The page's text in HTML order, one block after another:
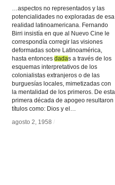
…aspectos no representados y las
potencialidades no exploradas de esa
realidad latinoamericana. Fernando
Birri insistía en que al Nuevo Cine le
correspondía corregir las visiones
deformadas sobre Latinoamérica,
hasta entonces dadas a través de los
esquemas interpretativos de los
colonialistas extranjeros o de las
burguesías locales, mimetizadas con
la mentalidad de los primeros. De esta
primera década de apogeo resultaron
títulos como: Dios y el…
agosto 2, 1958 /
dada
agosto 2, 1958 /